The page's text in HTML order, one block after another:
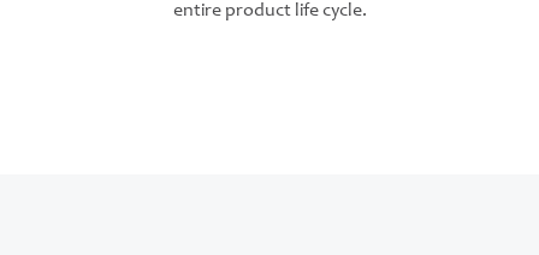
entire product life cycle.